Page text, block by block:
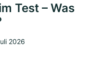
Test – Was
2026